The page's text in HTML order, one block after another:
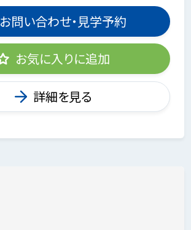
お問い合わせ・見学予約
お気に入りに追加
詳細を見る